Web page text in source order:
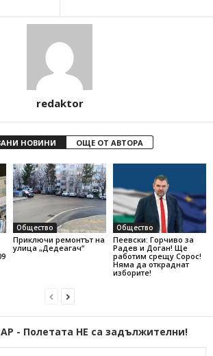
redaktor
НОВИНИ ОЩЕ ОТ АВТОРА
Общество
Приключи ремонтът на
улица „Дедеагач“
Общество
Пеевски: Горчиво за
Радев и Доган! Ще
работим срещу Сорос!
Няма да откраднат
изборите!
- Полетата НЕ са задължителни!